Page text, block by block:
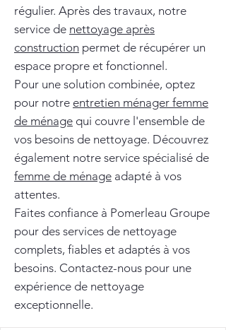
régulier. Après des travaux, notre
service de nettoyage après
construction permet de récupérer un
espace propre et fonctionnel.
Pour une solution combinée, optez
pour notre entretien ménager femme
de ménage qui couvre l'ensemble de
vos besoins de nettoyage. Découvrez
également notre service spécialisé de
femme de ménage adapté à vos
attentes.
Faites confiance à Pomerleau Groupe
pour des services de nettoyage
complets, fiables et adaptés à vos
besoins. Contactez-nous pour une
expérience de nettoyage
exceptionnelle.